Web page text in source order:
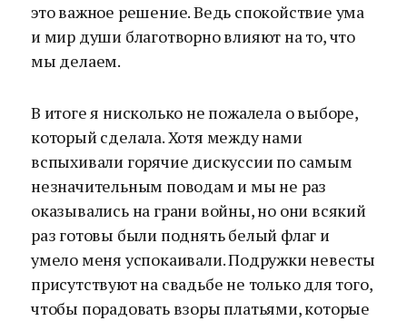
это важное решение. Ведь спокойствие ума
и мир души благотворно влияют на то, что
мы делаем.
В итоге я нисколько не пожалела о выборе,
который сделала. Хотя между нами
вспыхивали горячие дискуссии по самым
незначительным поводам и мы не раз
оказывались на грани войны, но они всякий
раз готовы были поднять белый флаг и
умело меня успокаивали. Подружки невесты
присутствуют на свадьбе не только для того,
чтобы порадовать взоры платьями, которые